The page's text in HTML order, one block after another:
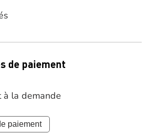
de paiement
à la demande
paiement